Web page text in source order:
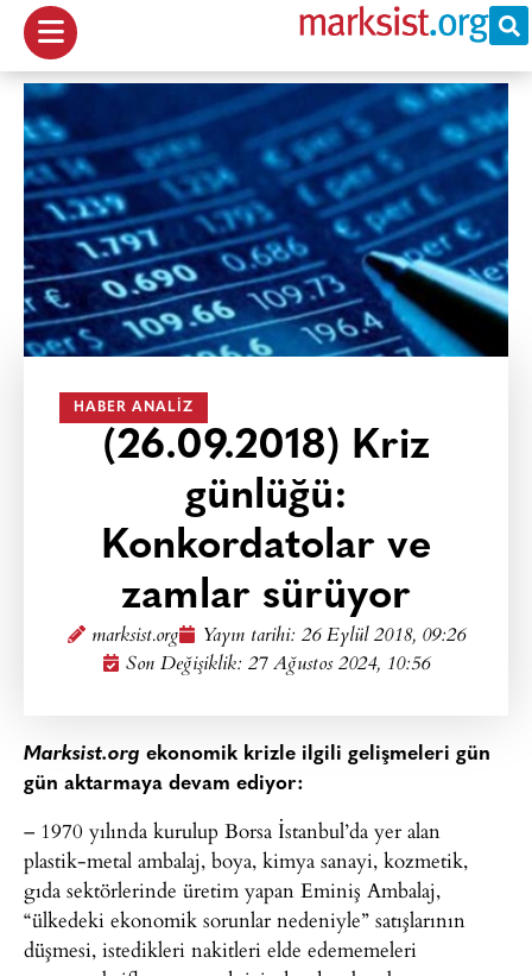
HABER ANALIZ
(26.09.2018) Kriz
günlüğü:
Konkordatolar ve
zamlar sürüyor
marksist.org Yayın tarihi: 26 Eylül 2018, 09:26
Son Değişiklik: 27 Ağustos 2024, 10:56
Marksist.org ekonomik krizle ilgili gelişmeleri gün
gün aktarmaya devam ediyor:
– 1970 yılında kurulup Borsa İstanbul’da yer alan
plastik-metal ambalaj, boya, kimya sanayi, kozmetik,
gıda sektörlerinde üretim yapan Eminiş Ambalaj,
“ülkedeki ekonomik sorunlar nedeniyle” satışlarının
düşmesi, istedikleri nakitleri elde edememeleri